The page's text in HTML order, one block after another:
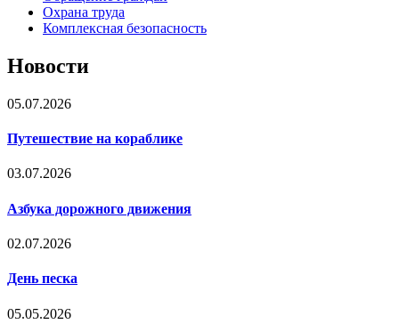
Охрана труда
Комплексная безопасность
Новости
05.07.2026
Путешествие на кораблике
03.07.2026
Азбука дорожного движения
02.07.2026
День песка
05.05.2026